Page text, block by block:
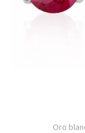
Oro